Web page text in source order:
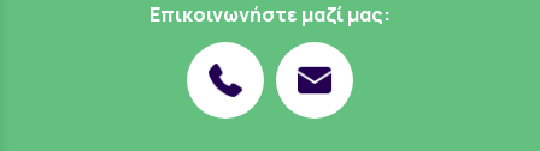
Επικοινωνήστε μαζί μας: